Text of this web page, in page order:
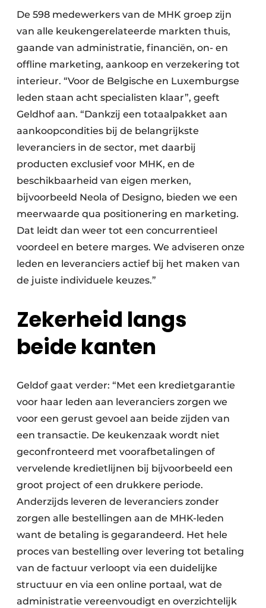
De 598 medewerkers van de MHK groep zijn
van alle keukengerelateerde markten thuis,
gaande van administratie, financiën, on- en
offline marketing, aankoop en verzekering tot
interieur. “Voor de Belgische en Luxemburgse
leden staan acht specialisten klaar”, geeft
Geldhof aan. “Dankzij een totaalpakket aan
aankoopcondities bij de belangrijkste
leveranciers in de sector, met daarbij
producten exclusief voor MHK, en de
beschikbaarheid van eigen merken,
bijvoorbeeld Neola of Designo, bieden we een
meerwaarde qua positionering en marketing.
Dat leidt dan weer tot een concurrentieel
voordeel en betere marges. We adviseren onze
leden en leveranciers actief bij het maken van
de juiste individuele keuzes.”
Zekerheid langs
beide kanten
Geldof gaat verder: “Met een kredietgarantie
voor haar leden aan leveranciers zorgen we
voor een gerust gevoel aan beide zijden van
een transactie. De keukenzaak wordt niet
geconfronteerd met voorafbetalingen of
vervelende kredietlijnen bij bijvoorbeeld een
groot project of een drukkere periode.
Anderzijds leveren de leveranciers zonder
zorgen alle bestellingen aan de MHK-leden
want de betaling is gegarandeerd. Het hele
proces van bestelling over levering tot betaling
van de factuur verloopt via een duidelijke
structuur en via een online portaal, wat de
administratie vereenvoudigt en overzichtelijk